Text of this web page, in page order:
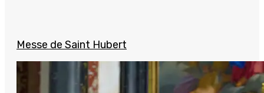
Messe de Saint Hubert